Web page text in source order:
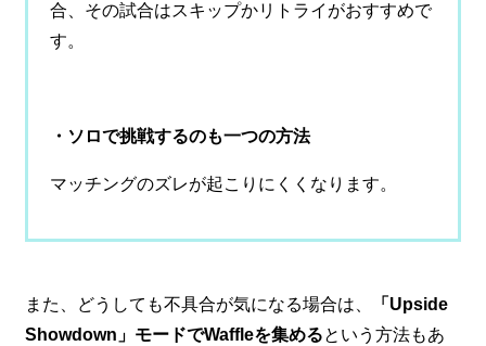
合、その試合はスキップかリトライがおすすめで
す。
・ソロで挑戦するのも一つの方法
マッチングのズレが起こりにくくなります。
また、どうしても不具合が気になる場合は、
「Upside
Showdown」モードでWaffleを集めるという方法もあ